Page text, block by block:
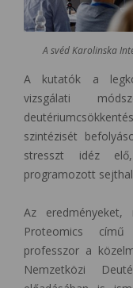
A svéd Karolinska
A kutatók a
vizsgálati
szintézisét
stresszt idéz
programozott
Az
Proteomics
professzor a
Nemzetközi